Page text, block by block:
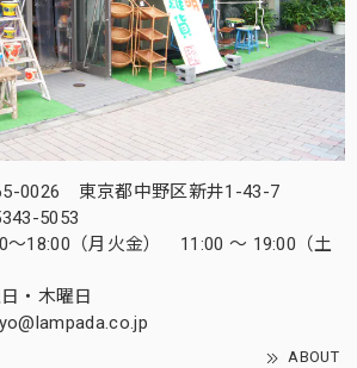
0026 東京都中野区新井1-43-7
5053
～18:00（月火金） 11:00 ～ 19:00（土
・木曜日
ABOUT